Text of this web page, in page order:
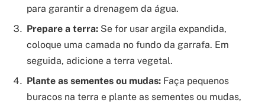
para garantir a drenagem da água.
Prepare a terra: Se for usar argila expandida,
coloque uma camada no fundo da garrafa. Em
seguida, adicione a terra vegetal.
Plante as sementes ou mudas: Faça pequenos
buracos na terra e plante as sementes ou mudas,